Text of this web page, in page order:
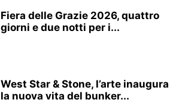
Fiera delle Grazie 2026, quattro
giorni e due notti per i...
West Star & Stone, l’arte inaugura
la nuova vita del bunker...